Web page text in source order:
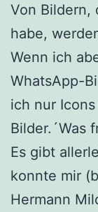
Von Bildern,
habe,
Wenn ich
WhatsApp-
ich nur
Bilder.´Was
Es gibt
konnte mir
Hermann